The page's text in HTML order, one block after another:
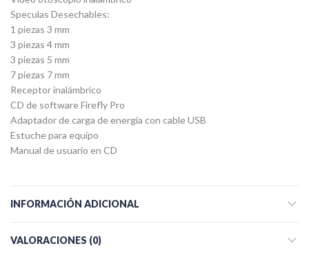
Speculas Desechables:
1 piezas 3 mm
3 piezas 4 mm
3 piezas 5 mm
7 piezas 7 mm
Receptor inalámbrico
CD de software Firefly Pro
Adaptador de carga de energía con cable USB
Estuche para equipo
Manual de usuario en CD
INFORMACIÓN ADICIONAL
VALORACIONES (0)